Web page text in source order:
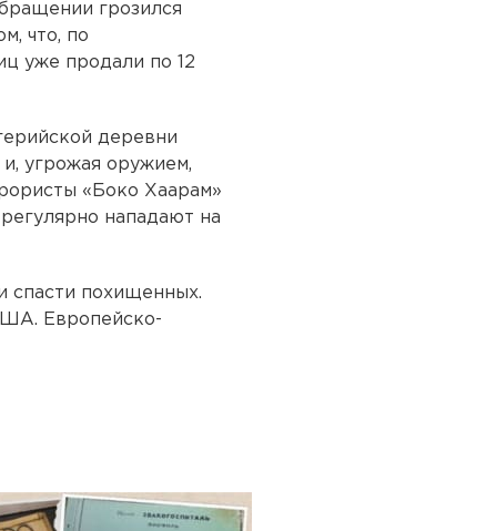
грозился
что, по
уже продали по 12
деревни
угрожая оружием,
«Боко Хаарам»
нападают на
спасти похищенных.
Европейско-